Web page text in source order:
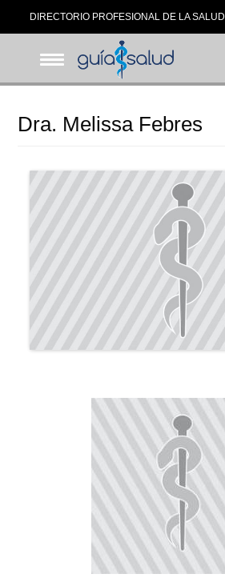
DIRECTORIO PROFESIONAL DE LA SALUD
Dra. Melissa Febres